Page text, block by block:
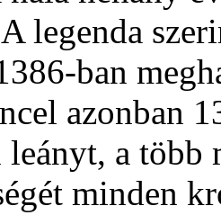
legenda
ban
azonban
a
minden